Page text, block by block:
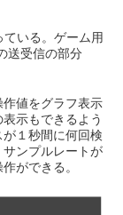
いる。ゲーム用
送受信の部分
値をグラフ表示
示もできるよう
１秒間に何回検
ンプルレートが
ができる。